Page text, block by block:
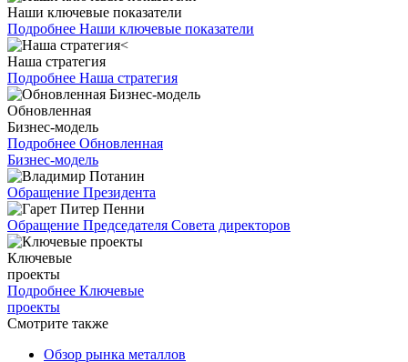
Наши ключевые показатели
Подробнее Наши ключевые показатели
Наша стратегия
Подробнее Наша стратегия
Обновленная
Бизнес-модель
Подробнее Обновленная
Бизнес-модель
Обращение Президента
Обращение Председателя Совета директоров
Ключевые
проекты
Подробнее Ключевые
проекты
Смотрите также
Обзор рынка металлов